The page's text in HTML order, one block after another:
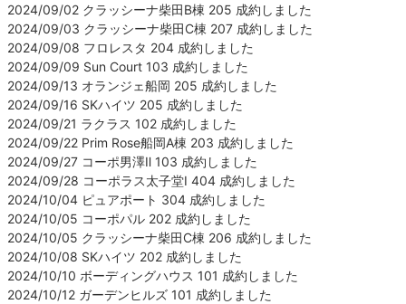
2024/09/02 クラッシーナ柴田B棟 205 成約しました
2024/09/03 クラッシーナ柴田C棟 207 成約しました
2024/09/08 フロレスタ 204 成約しました
2024/09/09 Sun Court 103 成約しました
2024/09/13 オランジェ船岡 205 成約しました
2024/09/16 SKハイツ 205 成約しました
2024/09/21 ラクラス 102 成約しました
2024/09/22 Prim Rose船岡A棟 203 成約しました
2024/09/27 コーポ男澤Ⅱ 103 成約しました
2024/09/28 コーポラス太子堂Ⅰ 404 成約しました
2024/10/04 ピュアポート 304 成約しました
2024/10/05 コーポパル 202 成約しました
2024/10/05 クラッシーナ柴田C棟 206 成約しました
2024/10/08 SKハイツ 202 成約しました
2024/10/10 ボーディングハウス 101 成約しました
2024/10/12 ガーデンヒルズ 101 成約しました